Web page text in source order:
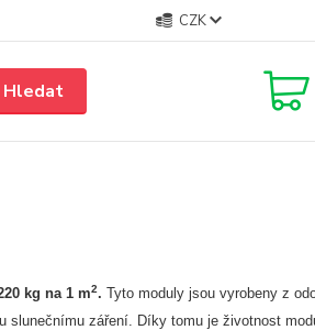
CZK
Hledat
kg na 1 m2.Tyto moduly jsou vyrobeny z
záření. Díky tomu je životnost